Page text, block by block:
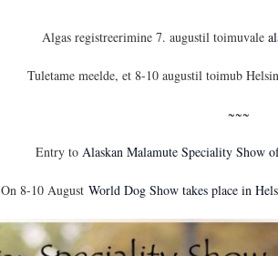
Algas registreerimine 7. augustil toimuvale
Tuletame meelde, et 8-10 augustil toimub
~~~
Entry to Alaskan Malamute Speciality Show
On 8-10 August World Dog Show takes place in